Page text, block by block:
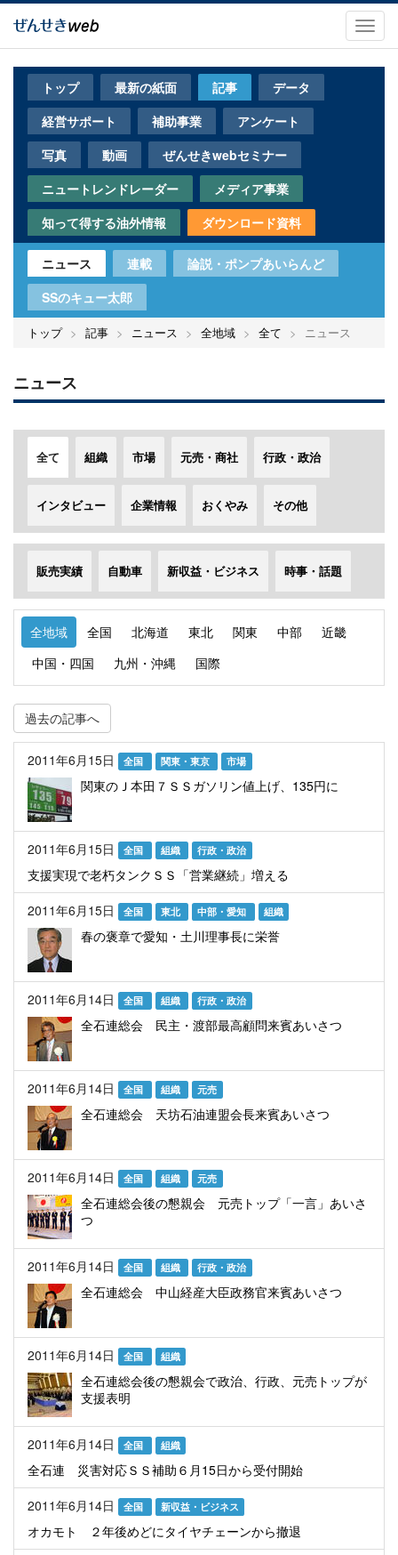
メ
トップ 最新の紙面 記事
データ
経営サポート
補助事業
アンケート
写真
動画
ぜんせきwebセミナー
ニュートレンドレーダー
メディア事業
知って得する油外情報
ダウンロード資料
ニュース 連載
論説・ポンプあいらんど
SSのキュー太郎
トップ 記事 ニュース 全地域 全て ニュース
ニュース
全て 組織 市場 元売・商社 行政・政治
インタビュー 企業情報 おくやみ その他
販売実績 自動車 新収益・ビジネス 時事・話題
全地域 全国 北海道 東北 関東 中部
近畿
中国・四国
九州・沖縄 国際
過去の記事へ
2011年6月15日 全国 関東・東京 市場
関東のＪ本田７ＳＳガソリン値上げ、135円に
2011年6月15日 全国 組織 行政・政治
支援実現で老朽タンクＳＳ「営業継続」増える
2011年6月15日
全国 東北 中部・愛知 組織
春の褒章で愛知・土川理事長に栄誉
2011年6月14日 全国 組織 行政・政治
全石連総会 民主・渡部最高顧問来賓あいさつ
2011年6月14日 全国 組織 元売
全石連総会 天坊石油連盟会長来賓あいさつ
2011年6月14日 全国 組織 元売
全石連総会後の懇親会 元売トップ「一言」あいさ
つ
2011年6月14日 全国 組織 行政・政治
全石連総会 中山経産大臣政務官来賓あいさつ
2011年6月14日 全国 組織
全石連総会後の懇親会で政治、行政、元売トップが
支援表明
2011年6月14日 全国 組織
全石連 災害対応ＳＳ補助６月15日から受付開始
2011年6月14日
全国 新収益・ビジネス
オカモト ２年後めどにタイヤチェーンから撤退